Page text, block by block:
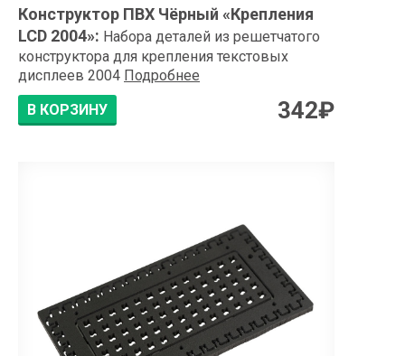
Конструктор ПВХ Чёрный «Крепления
LCD 2004»: Набора деталей из решетчатого
конструктора для крепления текстовых
дисплеев 2004 Подробнее
В КОРЗИНУ
342₽